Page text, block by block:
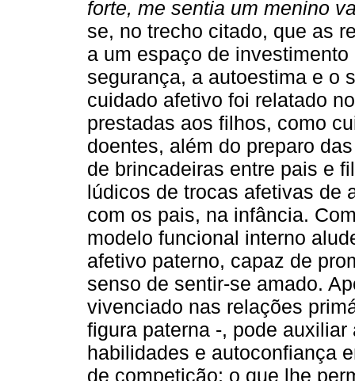
forte, me sentia um menino
se, no trecho citado, que as
a um espaço de
segurança, a autoestima e o
cuidado afetivo foi relatado
prestadas aos filhos, como
doentes, além do preparo
de brincadeiras entre pais e
lúdicos de trocas afetivas de
com os pais, na infância.
modelo funcional interno
afetivo paterno, capaz de
senso de sentir-se amado.
vivenciado nas relações
figura paterna -, pode
habilidades e autoconfiança
de competição; o que lhe